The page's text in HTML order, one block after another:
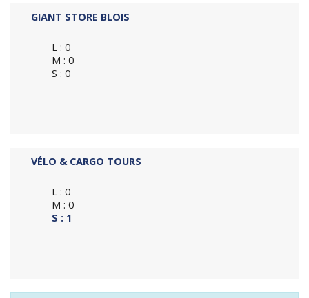
GIANT STORE BLOIS
L : 0
M : 0
S : 0
VÉLO & CARGO TOURS
L : 0
M : 0
S : 1